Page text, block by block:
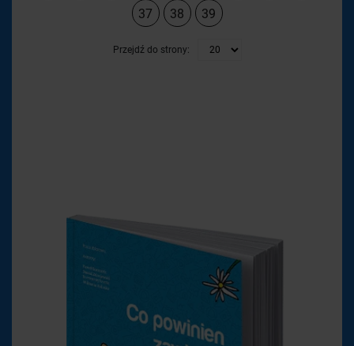
37
38 39
Przejdź do strony: